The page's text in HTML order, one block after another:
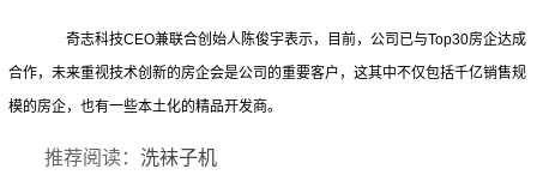
奇志科技CEO兼联合创始人陈俊宇表示，目前，公司已与Top30房企达成
合作，未来重视技术创新的房企会是公司的重要客户，这其中不仅包括千亿销售规
模的房企，也有一些本土化的精品开发商。
推荐阅读：洗袜子机